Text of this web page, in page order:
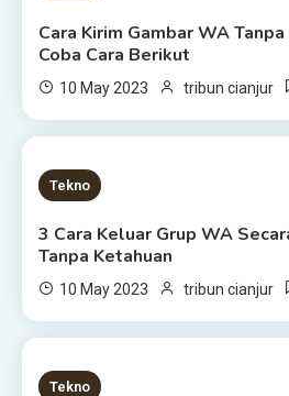
Cara Kirim Gambar WA
Coba Cara Berikut
10 May 2023 tribun cianjur
3 MINS READ
Tekno
3 Cara Keluar Grup WA
Tanpa Ketahuan
10 May 2023 tribun cianjur
3 MINS READ
Tekno